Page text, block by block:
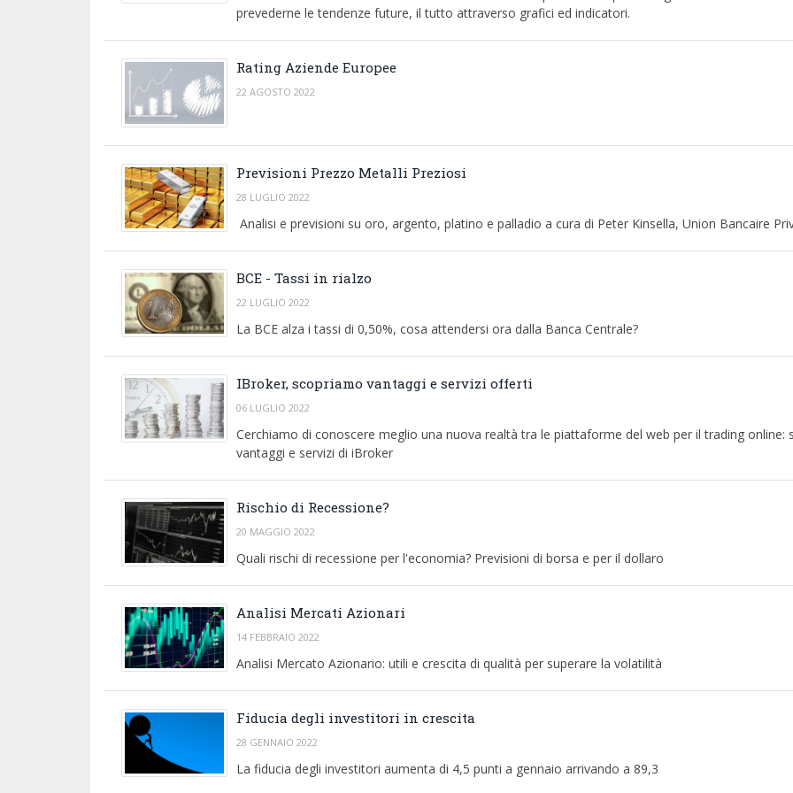
prevederne le tendenze future, il tutto attraverso grafici ed indicatori.
Rating Aziende Europee
22 AGOSTO 2022
Previsioni Prezzo Metalli Preziosi
28 LUGLIO 2022
Analisi e previsioni su oro, argento, platino e palladio a cura di Peter Kinsella, Union Bancaire
BCE - Tassi in rialzo
22 LUGLIO 2022
La BCE alza i tassi di 0,50%, cosa attendersi ora dalla Banca Centrale?
IBroker, scopriamo vantaggi e servizi offerti
06 LUGLIO 2022
Cerchiamo di conoscere meglio una nuova realtà tra le piattaforme del web per il trading online:
vantaggi e servizi di iBroker
Rischio di Recessione?
20 MAGGIO 2022
Quali rischi di recessione per l'economia? Previsioni di borsa e per il dollaro
Analisi Mercati Azionari
14 FEBBRAIO 2022
Analisi Mercato Azionario: utili e crescita di qualità per superare la volatilità
Fiducia degli investitori in crescita
28 GENNAIO 2022
La fiducia degli investitori aumenta di 4,5 punti a gennaio arrivando a 89,3